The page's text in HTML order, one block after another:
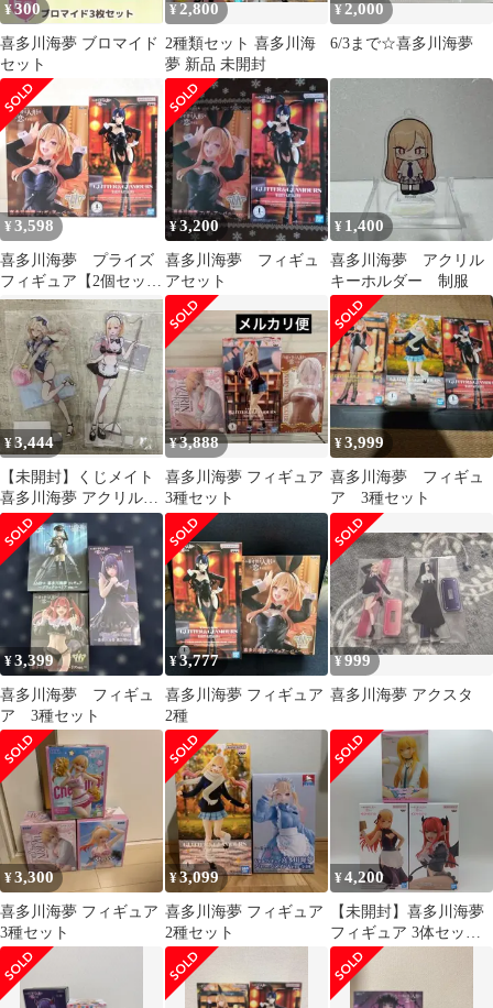
¥300
喜多川海夢 ブロマイド
セット
¥ 2,800
2種類セット 喜多川海
夢 新品 未開封
¥2,000
6/3まで☆喜多川海夢
¥ 3,598
喜多川海夢 プライズ
フィギュア【2個セッ
ト】
¥3,200
喜多川海夢 フィギュ
アセット
¥ 1,400
喜多川海夢 アクリル
キーホルダー 制服
¥3,444
【未開封】くじメイト
喜多川海夢 アクリルス
タンド 缶バッジ
¥3,888
喜多川海夢 フィギュア
3種セット
¥3,999
喜多川海夢 フィギュ
ア 3種セット
¥3,399
喜多川海夢 フィギュ
ア 3種セット
¥3,777
喜多川海夢 フィギュア
2種
¥999
喜多川海夢 アクスタ
¥3,300
喜多川海夢 フィギュア
3種セット
¥3,099
喜多川海夢 フィギュア
2種セット
¥4,200
【未開封】喜多川海夢
フィギュア 3体セット
まとめ売り その着せ替
え人形は恋をする 着せ
恋 バンプレスト フリュ